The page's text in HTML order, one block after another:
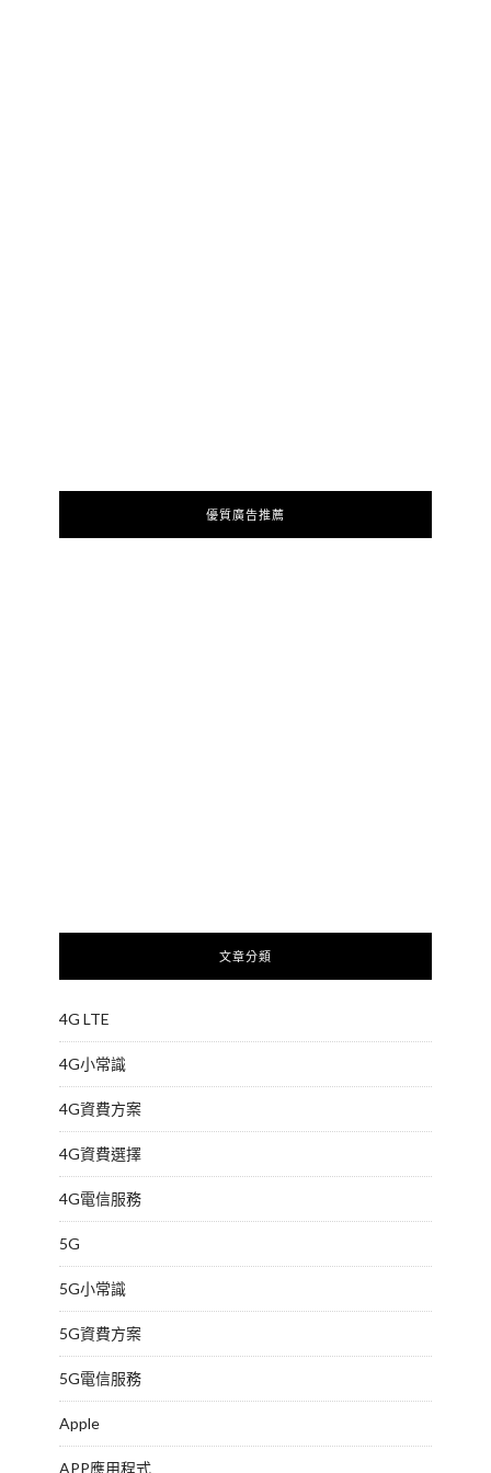
優質廣告推薦
文章分類
4G LTE
4G小常識
4G資費方案
4G資費選擇
4G電信服務
5G
5G小常識
5G資費方案
5G電信服務
Apple
APP應用程式